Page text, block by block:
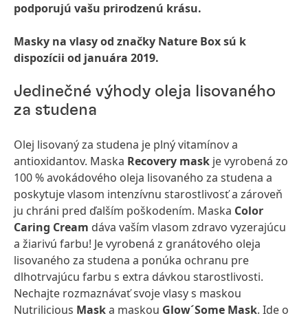
podporujú vašu prirodzenú krásu.
Masky na vlasy od značky Nature Box sú k
dispozícii od januára 2019.
Jedinečné výhody oleja lisovaného
za studena
Olej lisovaný za studena je plný vitamínov a
antioxidantov. Maska Recovery mask je vyrobená zo
100 % avokádového oleja lisovaného za studena a
poskytuje vlasom intenzívnu starostlivosť a zároveň
ju chráni pred ďalším poškodením. Maska Color
Caring Cream dáva vaším vlasom zdravo vyzerajúcu
a žiarivú farbu! Je vyrobená z granátového oleja
lisovaného za studena a ponúka ochranu pre
dlhotrvajúcu farbu s extra dávkou starostlivosti.
Nechajte rozmaznávať svoje vlasy s maskou
Nutrilicious Maska maskou Glow´Some Mask. Ide o